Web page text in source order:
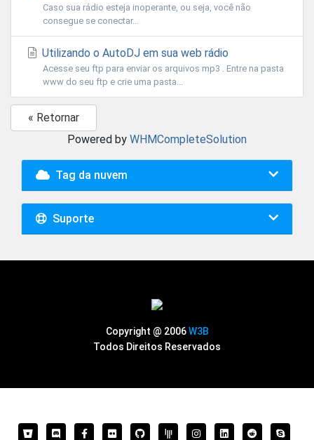
Caso sua rádio esteja inoperante, ou seja, você não
consegue se conectar...
Utilizando o AutoDJ em sua web rádio
Acesse seu ftp para enviar os arquivos mp3 . Entre na pasta
www do seu ftp e crie uma pasta...
« Retornar
Powered by WHMCompleteSolution
Tag da nuvem
Suporte
Copyright @ 2006W3B
Todos Direitos Reservados